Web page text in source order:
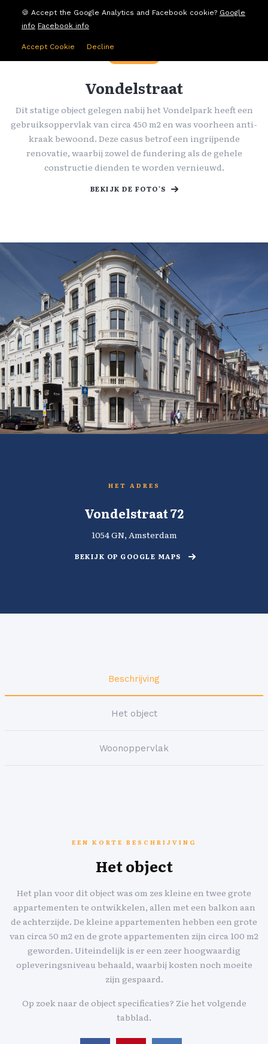
🍪 Accept the Google Analytics and Facebook cookie? Google
info Facebook info
Accept Cookie Decline
Vondelstraat
Dit statige object gelegen nabij het Vondelpark heeft een
gebruiksoppervlak van circa 450 m2 en was voorheen anti-
kraak bewoond. Deze casus betrof een ingrijpende
renovatie, waarbij zowel de fundering als de gehele
constructie dienden te worden vernieuwd.
BEKIJK DE FOTO'S
HET ADRES
Vondelstraat 72
1054 GN, Amsterdam
BEKIJK OP GOOGLE MAPS
Beschrijving
Het object
Woonoppervlak
EEN KORTE BESCHRIJVING
Het object
Het plan voor dit object was om zes kleine en twee grote
appartementen te ontwikkelen, allen met een balkon aan
de achterzijde. De kleine appartementen hebben een grote
van circa 50 m2 en de grote appartementen zijn circa 100 m2
geworden. Uiteindelijk is er een zeer hoogwaardig
opleveringsniveau behaald, waarbij kosten noch moeite
zijn gespaard.
Op zoek naar de object specificaties? Zie het volgende
tabblad.